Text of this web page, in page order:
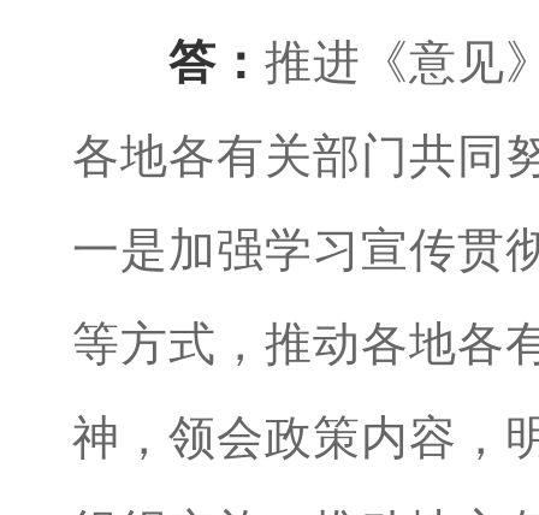
答：推进《意见
各地各有关部门共同
一是加强学习宣传贯
等方式，推动各地各
神，领会政策内容，